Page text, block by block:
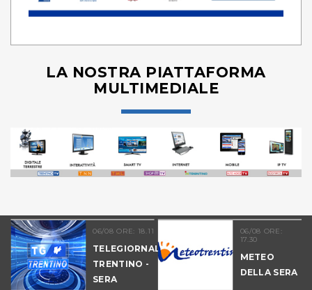
LA NOSTRA PIATTAFORMA
MULTIMEDIALE
06/08 ORE: 18.11
TELEGIORNALE
TRENTINO -
SERA
06/08 ORE:
17.30
METEO
DELLA SERA